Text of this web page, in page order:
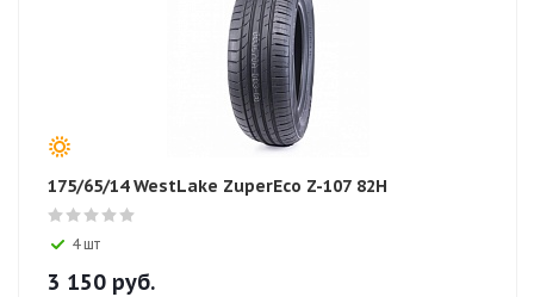
175/65/14 WestLake ZuperEco Z-107 82H
4 шт
3 150 руб.